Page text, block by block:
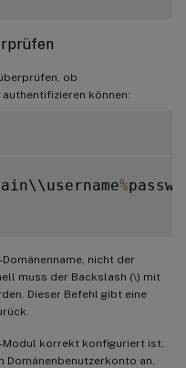
überprüfen, ob
können:
%
nicht der
muss der Backslash (\) mit
Dieser Befehl gibt eine
Modul korrekt konfiguriert ist,
Domänenbenutzerkonto an,